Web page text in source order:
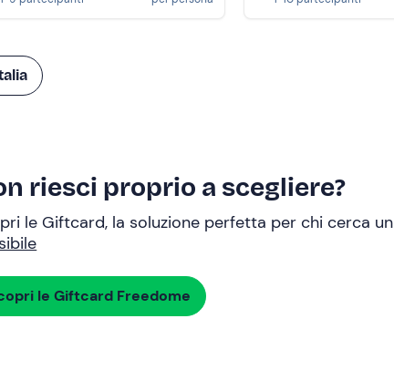
riesci proprio a scegliere?
le Giftcard, la soluzione perfetta per chi cerca un
le Giftcard Freedome